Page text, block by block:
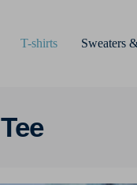
T-shirts Sweaters